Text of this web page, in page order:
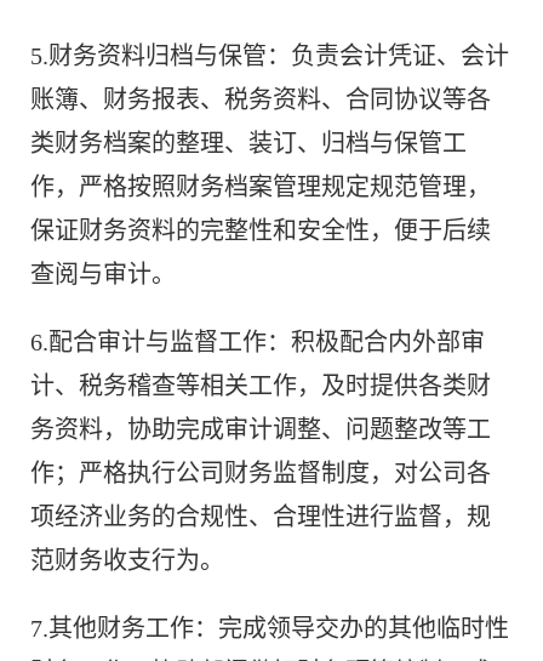
5.财务资料归档与保管：负责会计凭证、会计
账簿、财务报表、税务资料、合同协议等各
类财务档案的整理、装订、归档与保管工
作，严格按照财务档案管理规定规范管理，
保证财务资料的完整性和安全性，便于后续
查阅与审计。
6.配合审计与监督工作：积极配合内外部审
计、税务稽查等相关工作，及时提供各类财
务资料，协助完成审计调整、问题整改等工
作；严格执行公司财务监督制度，对公司各
项经济业务的合规性、合理性进行监督，规
范财务收支行为。
7.其他财务工作：完成领导交办的其他临时性